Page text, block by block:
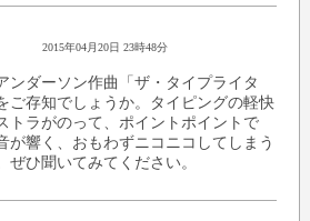
2015年04月20日 23時48分
ンダーソン作曲「ザ・タイプライタ
ご存知でしょうか。タイピングの軽快
トラがのって、ポイントポイントで
が響く、おもわずニコニコしてしまう
ぜひ聞いてみてください。